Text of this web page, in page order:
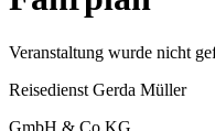
Veranstaltung wurde nicht
Reisedienst Gerda Müller
GmbH & Co.KG